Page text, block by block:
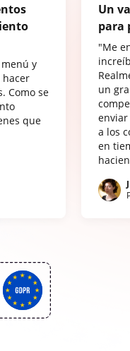
y
hacer
Como se
que
Un
para
"Me
un
a los
en